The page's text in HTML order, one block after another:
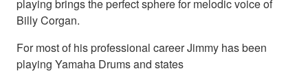
playing brings the perfect sphere for melodic voice of
Billy Corgan.
For most of his professional career Jimmy has been
playing Yamaha Drums and states